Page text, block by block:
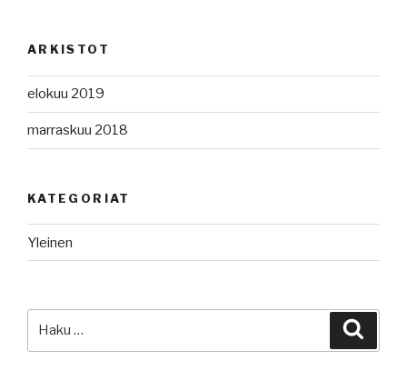
ARKISTOT
elokuu 2019
marraskuu 2018
KATEGORIAT
Yleinen